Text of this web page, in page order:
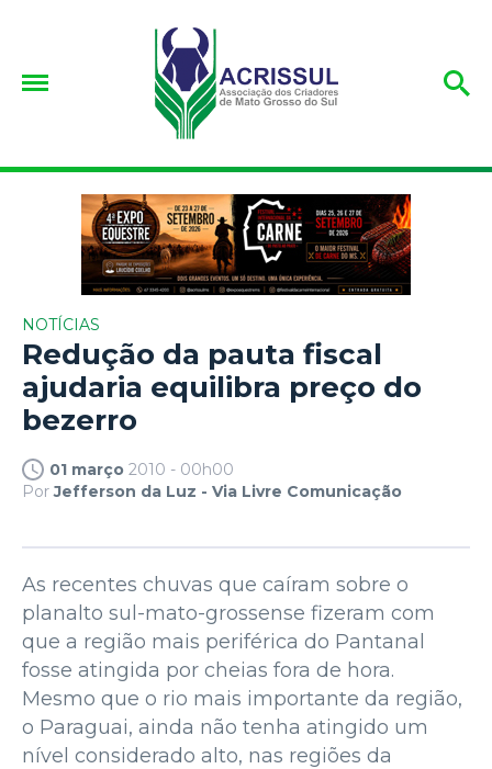
NOTÍCIAS
Redução da pauta fiscal
ajudaria equilibra preço do
bezerro
01 março 2010 - 00h00
PorJefferson da Luz - Via Livre Comunicação
As recentes chuvas que caíram sobre o
planalto sul-mato-grossense fizeram com
que a região mais periférica do Pantanal
fosse atingida por cheias fora de hora.
Mesmo que o rio mais importante da região,
o Paraguai, ainda não tenha atingido um
nível considerado alto, nas regiões da